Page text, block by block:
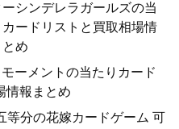
ーシンデレラガールズの当
カードリストと買取相場情
め
ーメントの当たりカード
情報まとめ
等分の花嫁カードゲーム 可